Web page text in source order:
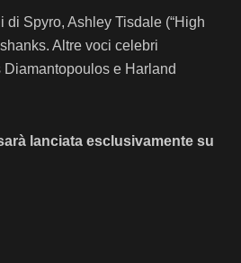
di Spyro, Ashley Tisdale (“High
Altre voci celebri
e Harland
lanciata esclusivamente su